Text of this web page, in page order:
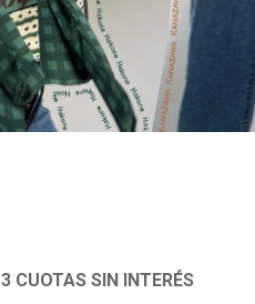
3 CUOTAS SIN INTERÉS